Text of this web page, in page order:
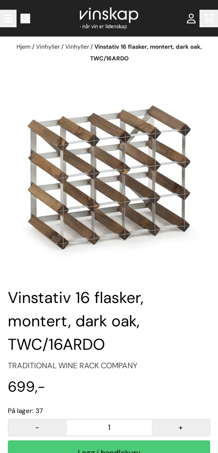
Hopp til innhold
Hjem /Vinhyller/Vinhyller/Vinstativ 16 flasker, montert, dark oak,
TWC/16ARDO
Vinstativ 16 flasker,
montert, dark oak,
TWC/16ARDO
TRADITIONAL WINE RACK COMPANY
699,-
På lager: 37
- +